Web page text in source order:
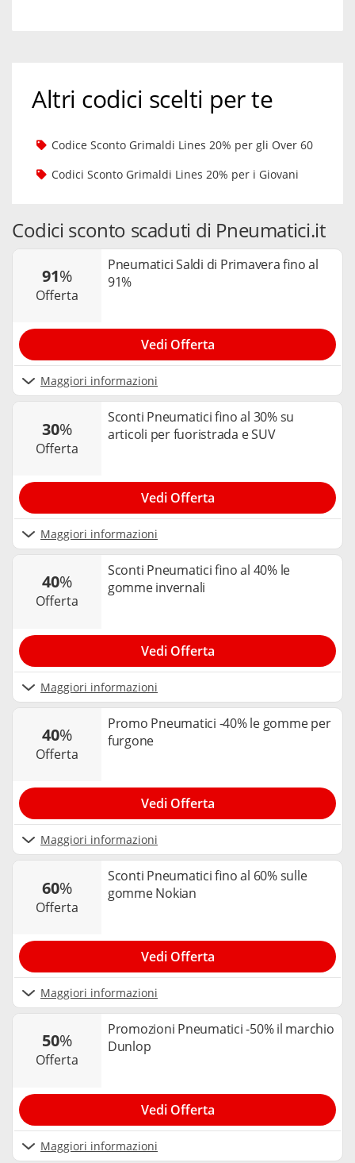
Altri codici scelti per te
Codice Sconto Grimaldi Lines 20% per gli Over 60
Codici Sconto Grimaldi Lines 20% per i Giovani
Codici sconto scaduti di Pneumatici.it
91%
offerta
Pneumatici Saldi di Primavera fino al
91%
Maggiori informazioni
Vedi Offerta
30%
offerta
Sconti Pneumatici fino al 30% su
articoli per fuoristrada e SUV
Maggiori informazioni
Vedi Offerta
40%
offerta
Sconti Pneumatici fino al 40% le
gomme invernali
Maggiori informazioni
Vedi Offerta
40%
offerta
Promo Pneumatici -40% le gomme per
furgone
Maggiori informazioni
Vedi Offerta
60%
offerta
Sconti Pneumatici fino al 60% sulle
gomme Nokian
Maggiori informazioni
Vedi Offerta
50%
offerta
Promozioni Pneumatici -50% il marchio
Dunlop
Maggiori informazioni
Vedi Offerta